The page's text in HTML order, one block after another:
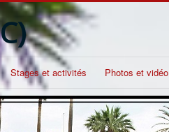
Stages et activités Photos et vidéo